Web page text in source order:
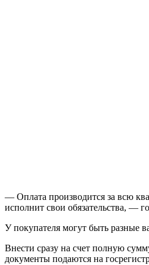
— Оплата производится за всю
исполнит свои обязательства, —
У покупателя могут быть разные
Внести сразу на счет полную
документы подаются на